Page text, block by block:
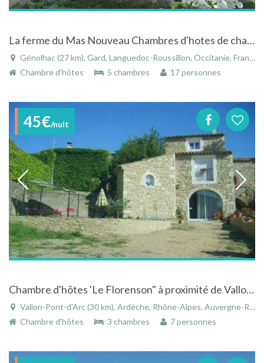
La ferme du Mas Nouveau Chambres d'hotes de charme en Cévennes
Génolhac (27 km), Gard, Languedoc-Roussillon, Occitanie, France
Chambre d'hôtes
5 chambres 17 personnes
45€/nuit
Chambre d'hôtes 'Le Florenson" à proximité de Vallon Pont d'Arc
Vallon-Pont-d'Arc (30 km), Ardèche, Rhône-Alpes, Auvergne-Rhône-Alpes, France
Chambre d'hôtes
3 chambres 7 personnes